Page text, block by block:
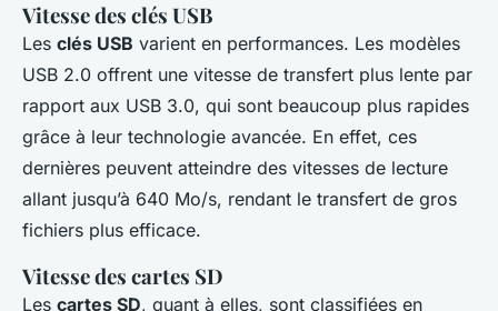
Vitesse des clés USB
Les clés USB varient en performances. Les modèles
USB 2.0 offrent une vitesse de transfert plus lente par
rapport aux USB 3.0, qui sont beaucoup plus rapides
grâce à leur technologie avancée. En effet, ces
dernières peuvent atteindre des vitesses de lecture
allant jusqu’à 640 Mo/s, rendant le transfert de gros
fichiers plus efficace.
Vitesse des cartes SD
Les cartes SD, quant à elles, sont classifiées en